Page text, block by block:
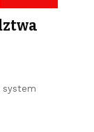
system